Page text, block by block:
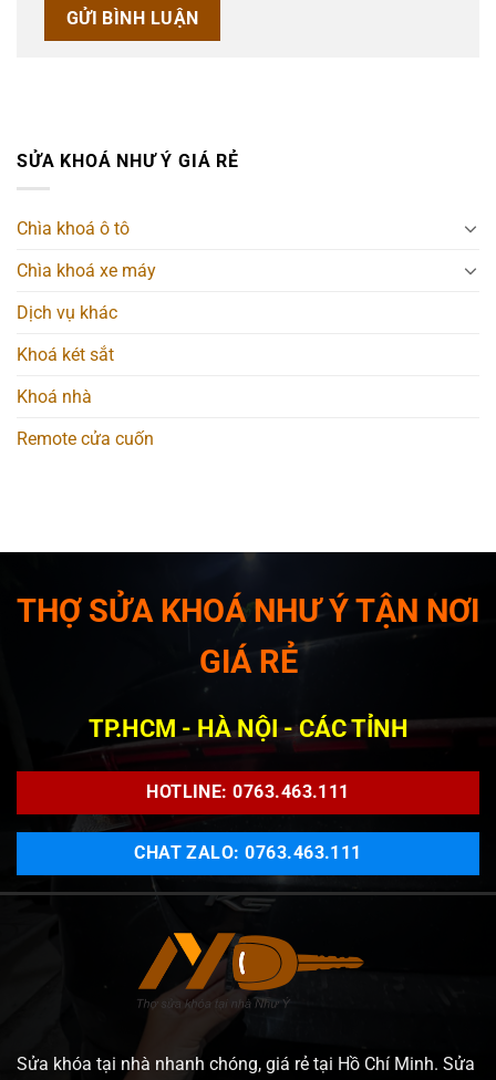
SỬA KHOÁ NHƯ Ý GIÁ RẺ
Chìa khoá ô tô
Chìa khoá xe máy
Dịch vụ khác
Khoá két sắt
Khoá nhà
Remote cửa cuốn
THỢ SỬA KHOÁ NHƯ Ý TẬN NƠI
GIÁ RẺ
TP.HCM - HÀ NỘI - CÁC TỈNH
HOTLINE: 0763.463.111
CHAT ZALO: 0763.463.111
Sửa khóa tại nhà nhanh chóng, giá rẻ tại Hồ Chí Minh. Sửa